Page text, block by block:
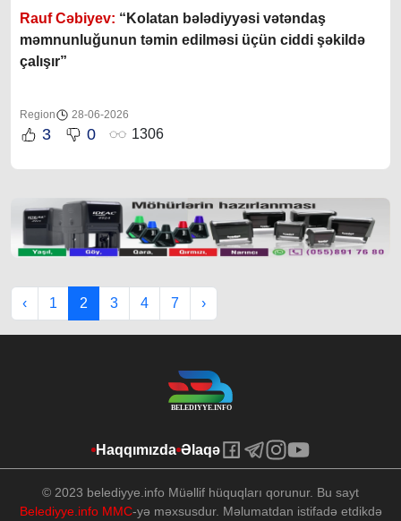
Rauf Cəbiyev: “ Kolatan bələdiyyəsi vətəndaş
məmnunluğunun təmin edilməsi üçün ciddi şəkildə
çalışır”
Region 28-06-2026
3 0 1306
‹ 1 2 3 4 7 ›
Haqqımızda Əlaqə
© 2023 belediyye.info Müəllif hüquqları qorunur. Bu sayt
Belediyye.info MMC-yə məxsusdur. Məlumatdan istifadə etdikdə